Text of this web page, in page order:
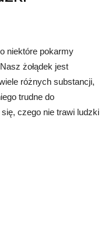
niektóre pokarmy
żołądek jest
różnych substancji,
trudne do
czego nie trawi ludzki